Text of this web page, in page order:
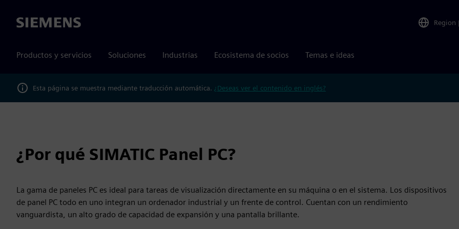
Siemens Region |
Productos y servicios Soluciones Industrias Ecosistema de socios Temas e ideas
Esta página se muestra mediante traducción automática. ¿Deseas ver el contenido en inglés?
¿Por qué SIMATIC Panel PC?
La gama de paneles PC es ideal para tareas de visualización directamente en su máquina o en el sistema. Los dispositivos
de panel PC todo en uno integran un ordenador industrial y un frente de control. Cuentan con un rendimiento
vanguardista, un alto grado de capacidad de expansión y una pantalla brillante.